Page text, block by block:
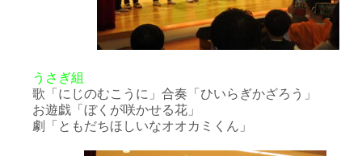
うさぎ組
歌「にじのむこうに」合奏「ひいらぎかざろう」
お遊戯「ぼくが咲かせる花」
劇「ともだちほしいなオオカミくん」